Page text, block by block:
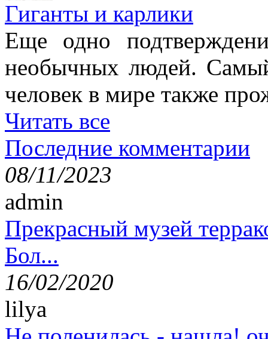
Гиганты и карлики
Еще одно
необычных людей.
человек в мире также
Читать все
Последние комментарии
08/11/2023
admin
Прекрасный музей
Бол...
16/02/2020
lilya